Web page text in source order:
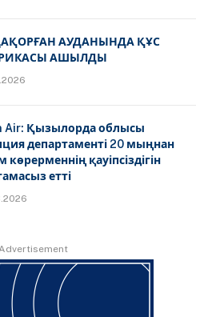
АУДАНЫНДА ҚҰС
АШЫЛДЫ
Air: Қызылорда облысы
департаменті 20 мыңнан
көрерменнің қауіпсіздігін
етті
Advertisement